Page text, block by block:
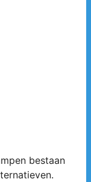
bestaan